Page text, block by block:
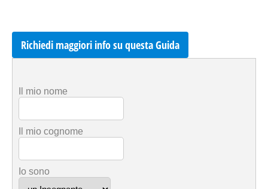
Richiedi maggiori info su questa Guida
Il mio nome
Il mio cognome
Io sono